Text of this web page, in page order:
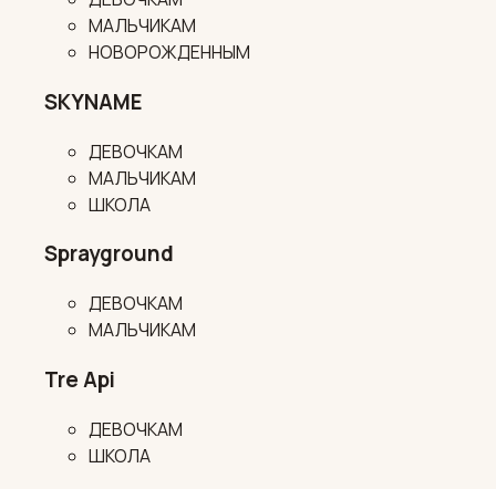
МАЛЬЧИКАМ
НОВОРОЖДЕННЫМ
SKYNAME
ДЕВОЧКАМ
МАЛЬЧИКАМ
ШКОЛА
Sprayground
ДЕВОЧКАМ
МАЛЬЧИКАМ
Tre Api
ДЕВОЧКАМ
ШКОЛА